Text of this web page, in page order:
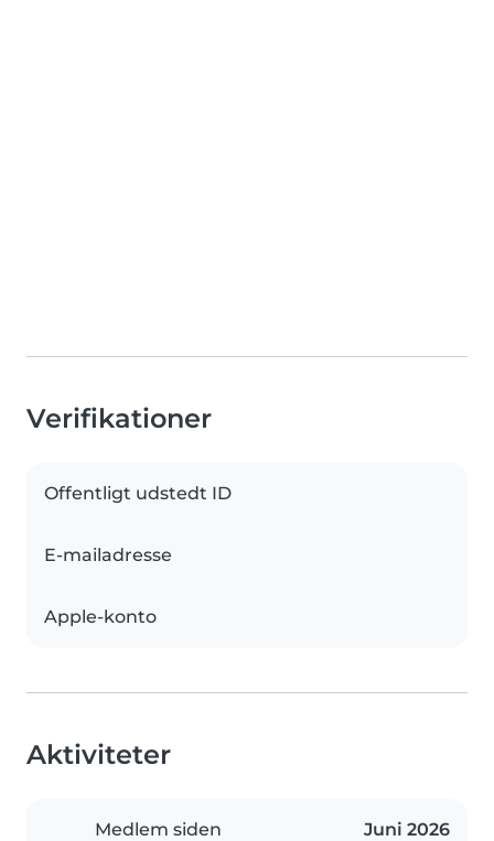
Verifikationer
Offentligt udstedt ID
E-mailadresse
Apple-konto
Aktiviteter
Medlem siden Juni 2026